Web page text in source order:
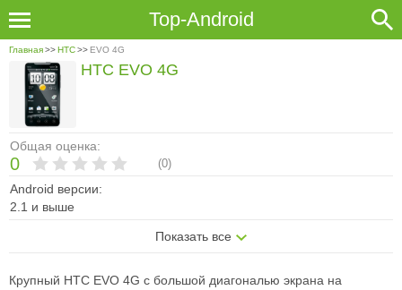
Top-Android
Главная>>HTC>> EVO 4G
Общая оценка:
0 (0)
Android версии:
2.1 и выше
Показать все
HTC EVO 4G
Крупный HTC EVO 4G с большой диагональю экрана на